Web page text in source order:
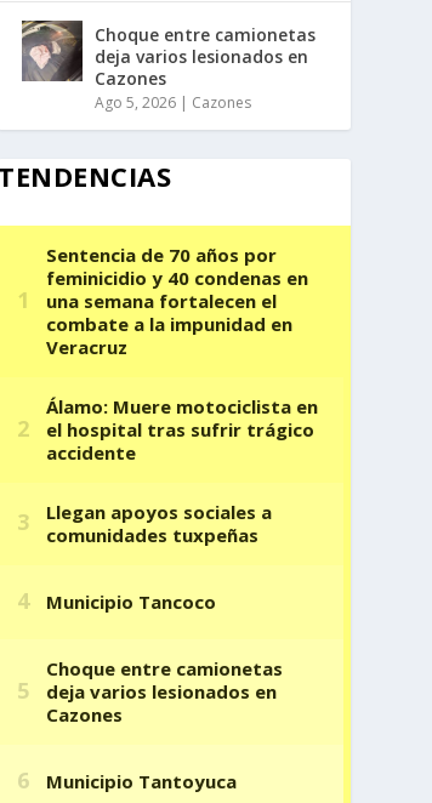
Choque entre camionetas
deja varios lesionados en
Cazones
Ago 5, 2026 | Cazones
TENDENCIAS